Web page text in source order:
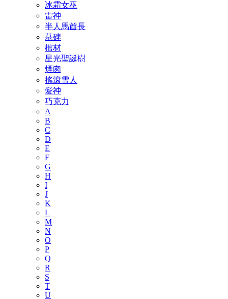
冰霜女巫
雷神
半人馬酋長
墓碑
棺材
星光聖誕樹
煙囪
搖滾雪人
愛神
巧克力
A
B
C
D
E
F
G
H
I
J
K
L
M
N
O
P
Q
R
S
T
U